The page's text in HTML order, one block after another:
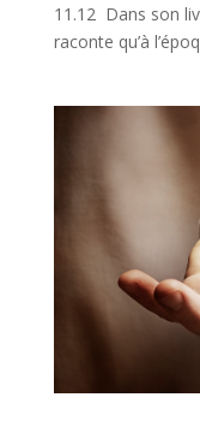
11.12 Dans son
raconte qu’à